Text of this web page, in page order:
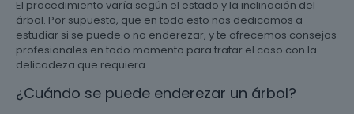
El procedimiento varía según el estado y la inclinación del
árbol. Por supuesto, que en todo esto nos dedicamos a
estudiar si se puede o no enderezar, y te ofrecemos consejos
profesionales en todo momento para tratar el caso con la
delicadeza que requiera.
¿Cuándo se puede enderezar un árbol?